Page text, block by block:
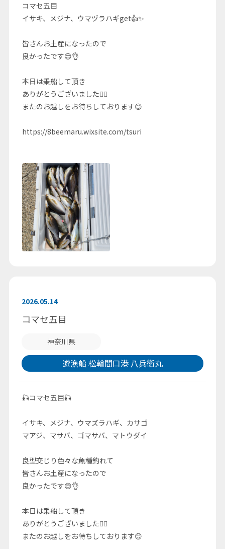
コマセ五目
イサキ、メジナ、ウマヅラハギget👍✨
皆さんお土産になったので
良かったです😊👌
本日は乗船して頂き
ありがとうございました🙇‍♂️
またのお越しをお待ちしております😊
https://8beemaru.wixsite.com/tsuri
2026.05.14
コマセ五目
神奈川県
遊漁船 松輪間口港 八兵衛丸
🎣コマセ五目🎣
イサキ、メジナ、ウマズラハギ、カサゴ
マアジ、マサバ、ゴマサバ、マトウダイ
良型交じり色々な魚種釣れて
皆さんお土産になったので
良かったです😊👌
本日は乗船して頂き
ありがとうございました🙇‍♂️
またのお越しをお待ちしております😊